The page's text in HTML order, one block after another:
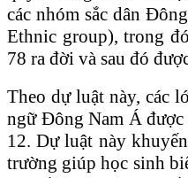
các nhóm sắc dân
Ethnic group), trong
78 ra đời và sau đó
Theo dự luật này, các
ngữ Đông Nam Á
12. Dự luật này
trường giúp học sinh